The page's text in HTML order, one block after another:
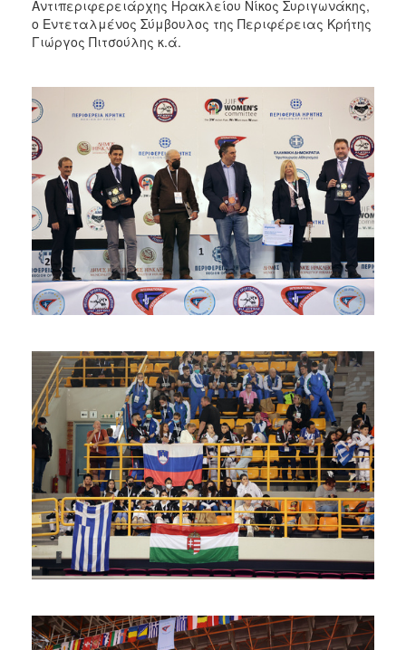
Αντιπεριφερειάρχης Ηρακλείου Νίκος Συριγωνάκης,
ο Εντεταλμένος Σύμβουλος της Περιφέρειας Κρήτης
Γιώργος Πιτσούλης κ.ά.